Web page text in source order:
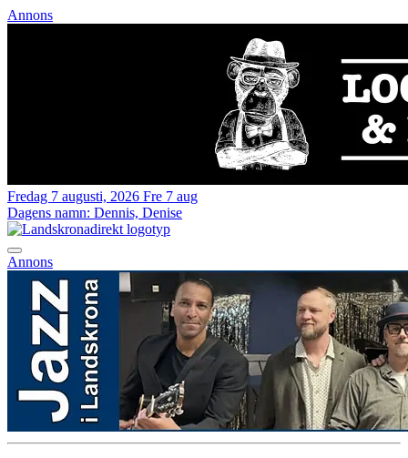
Annons
Fredag 7 augusti, 2026 Fre 7 aug
Dagens namn: Dennis, Denise
Annons